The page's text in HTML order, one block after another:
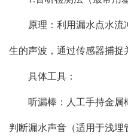
原理：利用漏水点水流
生的声波，通过传感器捕捉
具体工具：
听漏棒：人工手持金属
判断漏水声音（适用于浅埋